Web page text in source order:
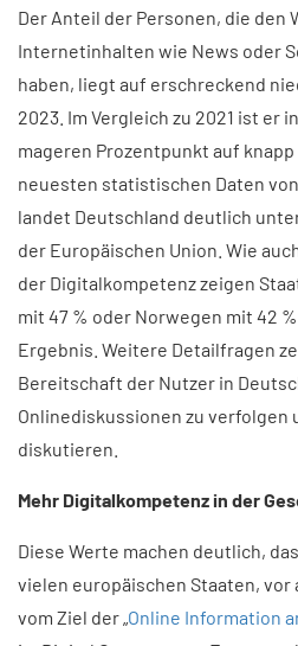
Der Anteil der Personen, die den
Internetinhalten wie News oder
haben, liegt auf erschreckend
2023. Im Vergleich zu 2021 ist er
mageren Prozentpunkt auf
neuesten statistischen Daten von
landet Deutschland deutlich
der Europäischen Union. Wie
der Digitalkompetenz zeigen
mit 47 % oder Norwegen mit 42
Ergebnis. Weitere Detailfragen
Bereitschaft der Nutzer in
Onlinediskussionen zu verfolgen
diskutieren.
Mehr Digitalkompetenz in der
Diese Werte machen deutlich,
vielen europäischen Staaten, vor
vom Ziel der „Online Information